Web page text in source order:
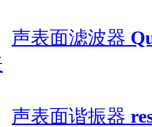
声表面滤波器
声表面谐振器